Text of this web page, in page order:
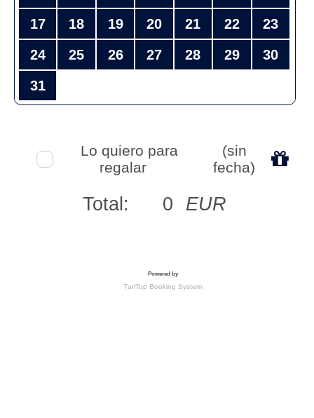
17
18 19 20 21 22
23
24
25 26 27 28 29
30
31
Lo quiero para
regalar
(sin
fecha)
Total: 0 EUR
Powered by
TuriTop Booking System